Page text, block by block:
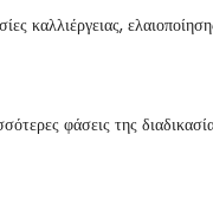
καλλιέργειας,
φάσεις της